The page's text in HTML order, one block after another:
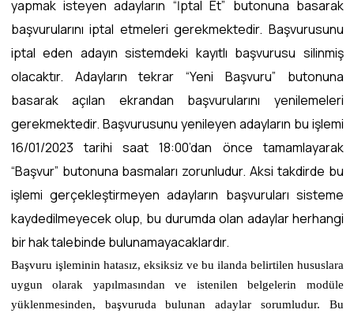
yapmak isteyen adayların “İptal Et” butonuna basarak
başvurularını iptal etmeleri gerekmektedir. Başvurusunu
iptal eden adayın sistemdeki kayıtlı başvurusu silinmiş
olacaktır. Adayların tekrar “Yeni Başvuru” butonuna
basarak açılan ekrandan başvurularını yenilemeleri
gerekmektedir. Başvurusunu yenileyen adayların bu işlemi
16/01/2023 tarihi saat 18:00’dan önce tamamlayarak
“Başvur” butonuna basmaları zorunludur. Aksi takdirde bu
işlemi gerçekleştirmeyen adayların başvuruları sisteme
kaydedilmeyecek olup, bu durumda olan adaylar herhangi
bir hak talebinde bulunamayacaklardır.
Başvuru işleminin hatasız, eksiksiz ve bu ilanda belirtilen hususlara
uygun olarak yapılmasından ve istenilen belgelerin modüle
yüklenmesinden, başvuruda bulunan adaylar sorumludur. Bu